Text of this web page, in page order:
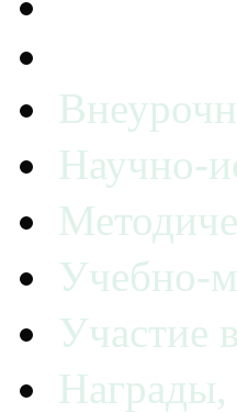
Научно-
Учебно-
Участие
Награды,